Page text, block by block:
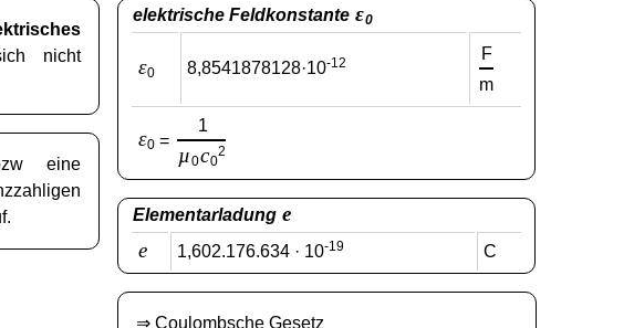
nicht
eine
elektrische Feldkonstante ε0
ε0 8,8541878128·10-12
F
m
ε0 =
1
µ0c0
2
Elementarladung e
e
1,602.176.634 · 10-19 C
⇒Coulombsche Gesetz